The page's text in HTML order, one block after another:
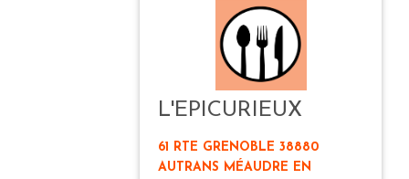
L'EPICURIEUX
61 RTE GRENOBLE 38880
AUTRANS MÉAUDRE EN